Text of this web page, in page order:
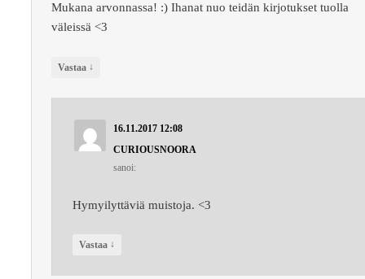
Mukana arvonnassa! :) Ihanat nuo teidän kirjotukset tuolla
väleissä <3
Vastaa ↓
16.11.2017 12:08
CURIOUSNOORA
sanoi:
Hymyilyttäviä muistoja. <3
Vastaa ↓